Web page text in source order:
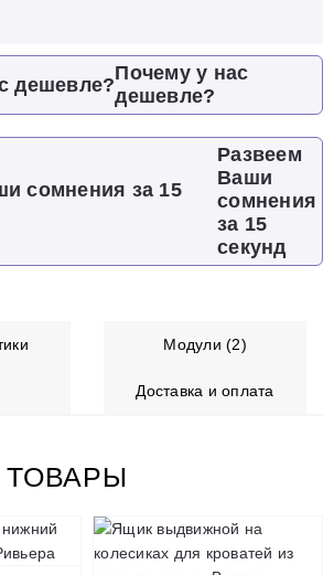
Почему у нас
дешевле?
Развеем
Ваши
сомнения
за 15
секунд
Модули (2)
Доставка и оплата